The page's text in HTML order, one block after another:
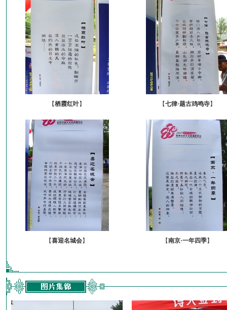
【栖霞红叶】 【七律·题古鸡鸣寺】
【喜迎名城会】 【南京·一年四季】